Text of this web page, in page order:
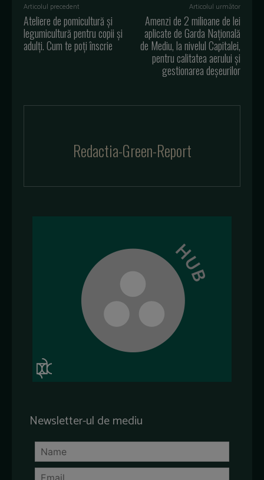
Articolul precedent
Ateliere de pomicultură şi
legumicultură pentru copii şi
adulţi. Cum te poți înscrie
Articolul următor
Amenzi de 2 milioane de lei
aplicate de Garda Națională
de Mediu, la nivelul Capitalei,
pentru calitatea aerului și
gestionarea deșeurilor
Redactia-Green-Report
Newsletter-ul de mediu